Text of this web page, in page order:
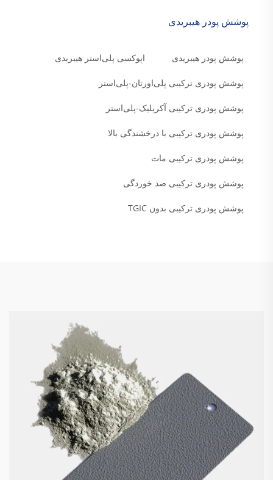
پوشش پودر هیبریدی
پوشش پودر هیبریدی اپوکسی پلی‌استر هیبریدی
پوشش پودری ترکیبی پلی‌اورتان-پلی‌استر
پوشش پودری ترکیبی آکریلیک-پلی‌استر
پوشش پودری ترکیبی با درخشندگی بالا
پوشش پودری ترکیبی مات
پوشش پودری ترکیبی ضد خوردگی
پوشش پودری ترکیبی بدون TGIC